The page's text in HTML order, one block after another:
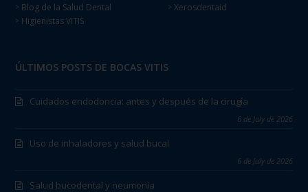
> Blog de la Salud Dental
> Higienistas VITIS
> Xerosdentaid
ÚLTIMOS POSTS DE BOCAS VITIS
Cuidados endodoncia: antes y después de la cirugía
6 de July de 2026
Uso de inhaladores y salud bucal
6 de July de 2026
Salud bucodental y neumonía